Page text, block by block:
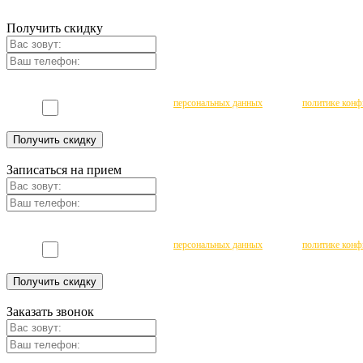
Получить скидку
персональных данных политике
Получить скидку
Записаться на прием
персональных данных политике
Получить скидку
Заказать звонок